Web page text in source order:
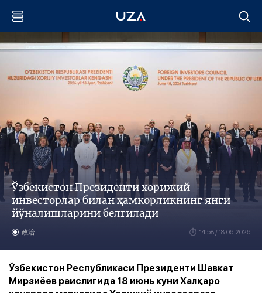
Ўзбекистон Президенти хорижий
инвесторлар билан ҳамкорликнинг янги
йўналишларини белгилади
政治 14:58 / 18.06.2026
Ўзбекистон Республикаси Президенти Шавкат
Мирзиёев раислигида 18 июнь куни Халқаро